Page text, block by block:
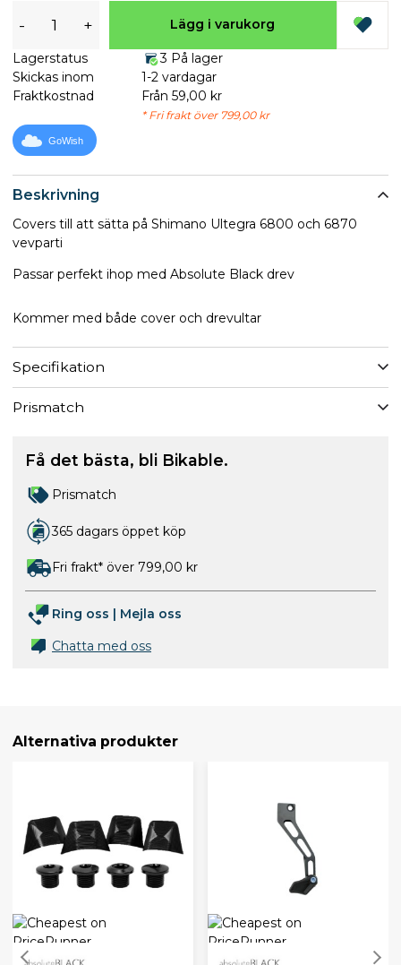
Beskrivning
Covers till att sätta på Shimano Ultegra 6800 och 6870
vevparti
Passar perfekt ihop med Absolute Black drev
Kommer med både cover och drevultar
Specifikation
Prismatch
- + Lägg i varukorg
Lagerstatus
3 På lager
Skickas inom
1-2 vardagar
Fraktkostnad
Från 59,00 kr
* Fri frakt över 799,00 kr
GoWish
Få det bästa, bli Bikable.
Prismatch
365 dagars öppet köp
Fri frakt* över 799,00 kr
Ring oss | Mejla oss
Chatta med oss
Alternativa produkter